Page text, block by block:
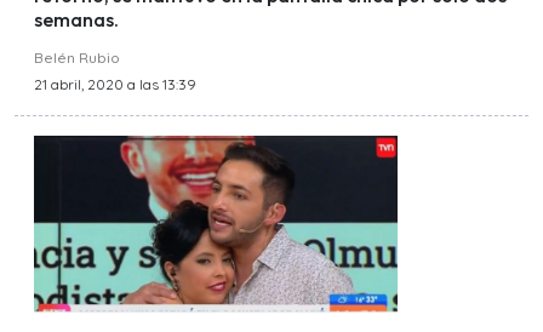
semanas.
Belén Rubio
21 abril, 2020 a las 13:39